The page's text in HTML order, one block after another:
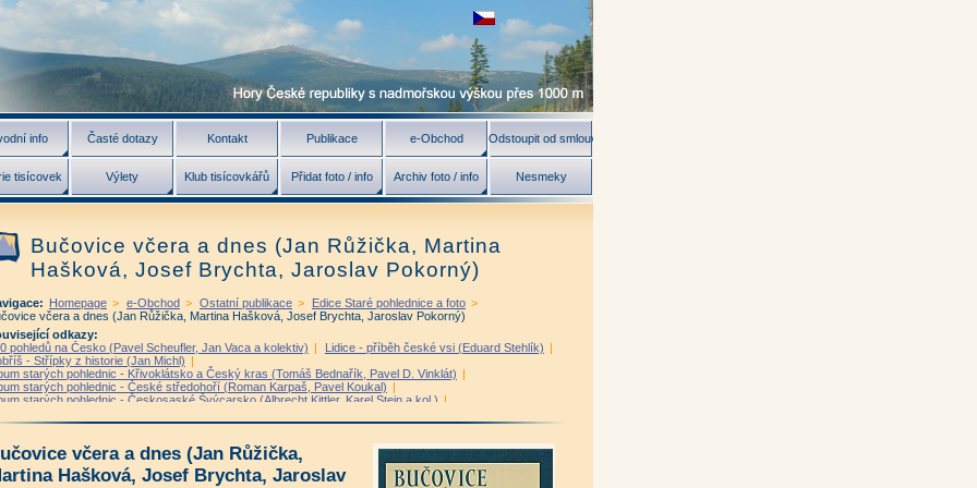
info Časté dotazy Kontakt Publikace e-Obchod Odstoupit od smlouvy
tisícovek Výlety Klub tisícovkářů Přidat foto / info Archiv foto / info Nesmeky
Bučovice včera a dnes (Jan Růžička, Martina
Hašková, Josef Brychta, Jaroslav Pokorný)
Homepage > e-Obchod > Ostatní publikace > Edice Staré pohlednice a foto >
včera a dnes (Jan Růžička, Martina Hašková, Josef Brychta, Jaroslav Pokorný)
odkazy:
pohledů na Česko (Pavel Scheufler, Jan Vaca a kolektiv) | Lidice - příběh české vsi (Eduard Stehlík) |
- Střípky z historie (Jan Michl) |
starých pohlednic - Křivoklátsko a Český kras (Tomáš Bednařík, Pavel D. Vinklát) |
starých pohlednic - České středohoří (Roman Karpaš, Pavel Koukal) |
starých pohlednic - Českosaské Švýcarsko (Albrecht Kittler, Karel Stein a kol.) |
starých pohlednic Lužických hor a Ještědu (Roman Karpaš, Karel Stein, Miloslav Nevrlý)|
starých pohlednic Krkonoš (Roman Karpaš a kol.)|
starých pohlednic Podkrkonoší (Roman Karpaš a kolektiv)
starých pohlednic Českého ráje (Roman Karpaš, Karol Bílek)
včera a dnes (Jan Růžička,
Hašková, Josef Brychta, Jaroslav